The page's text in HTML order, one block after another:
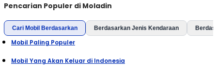
Pencarian Populer di Moladin
Cari Mobil Berdasarkan Berdasarkan Jenis Kendaraan
Mobil Paling Populer
Mobil Yang Akan Keluar di Indonesia